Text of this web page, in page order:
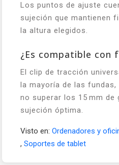
Los puntos de ajuste
sujeción que mantienen
la altura elegidos.
¿Es compatible con
El clip de tracción
la mayoría de las
no superar los 15 mm de
sujeción óptima.
Visto en: Ordenadores y
, Soportes de tablet